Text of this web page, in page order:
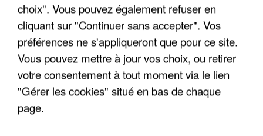
choix". Vous pouvez également refuser en
cliquant sur "Continuer sans accepter". Vos
préférences ne s'appliqueront que pour ce site.
Vous pouvez mettre à jour vos choix, ou retirer
votre consentement à tout moment via le lien
"Gérer les cookies" situé en bas de chaque
page.